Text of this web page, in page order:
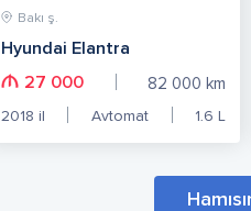
Bakı ş.
Hyundai Elantra
27 000
82 000 km
2018 il Avtomat 1.6 L